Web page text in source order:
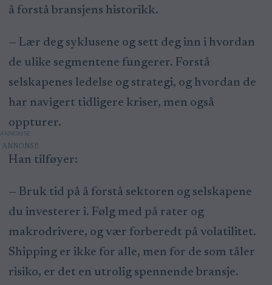
å forstå bransjens historikk.
— Lær deg syklusene og sett deg inn i hvordan
de ulike segmentene fungerer. Forstå
selskapenes ledelse og strategi, og hvordan de
har navigert tidligere kriser, men også
oppturer.
ANNONSE
Han tilføyer:
— Bruk tid på å forstå sektoren og selskapene
du investerer i. Følg med på rater og
makrodrivere, og vær forberedt på volatilitet.
Shipping er ikke for alle, men for de som tåler
risiko, er det en utrolig spennende bransje.